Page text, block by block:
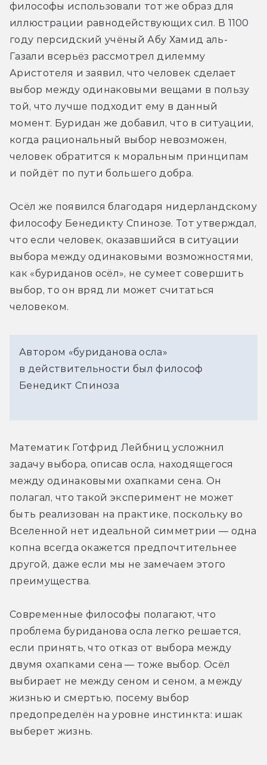
философы использовали тот же образ для
иллюстрации равнодействующих сил. В 1100
году персидский учёный Абу Хамид аль-
Газали всерьёз рассмотрел дилемму
Аристотеля и заявил, что человек сделает
выбор между одинаковыми вещами в пользу
той, что лучше подходит ему в данный
момент. Буридан же добавил, что в ситуации,
когда рациональный выбор невозможен,
человек обратится к моральным принципам
и пойдёт по пути большего добра.
Осёл же появился благодаря нидерландскому
философу Бенедикту Спинозе. Тот утверждал,
что если человек, оказавшийся в ситуации
выбора между одинаковыми возможностями,
как «буриданов осёл», не сумеет совершить
выбор, то он вряд ли может считаться
человеком.
Автором «буриданова осла»
в действительности был философ
Бенедикт Спиноза
Математик Готфрид Лейбниц усложнил
задачу выбора, описав осла, находящегося
между одинаковыми охапками сена. Он
полагал, что такой эксперимент не может
быть реализован на практике, поскольку во
Вселенной нет идеальной симметрии — одна
копна всегда окажется предпочтительнее
другой, даже если мы не замечаем этого
преимущества.
Современные философы полагают, что
проблема буриданова осла легко решается,
если принять, что отказ от выбора между
двумя охапками сена — тоже выбор. Осёл
выбирает не между сеном и сеном, а между
жизнью и смертью, посему выбор
предопределён на уровне инстинкта: ишак
выберет жизнь.